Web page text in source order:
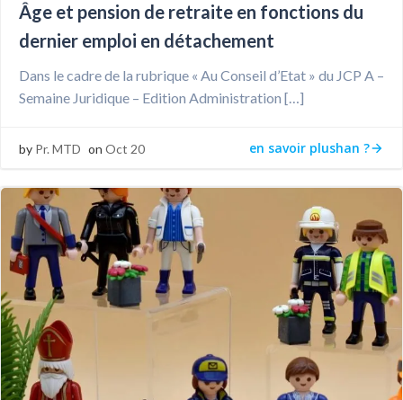
Âge et pension de retraite en fonctions du
dernier emploi en détachement
Dans le cadre de la rubrique « Au Conseil d’Etat » du JCP A –
Semaine Juridique – Edition Administration […]
by Pr. MTD on Oct 20 en savoir plushan ?